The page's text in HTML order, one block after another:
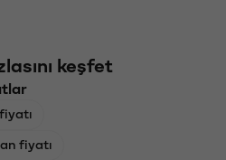
keşfet
fiyatı